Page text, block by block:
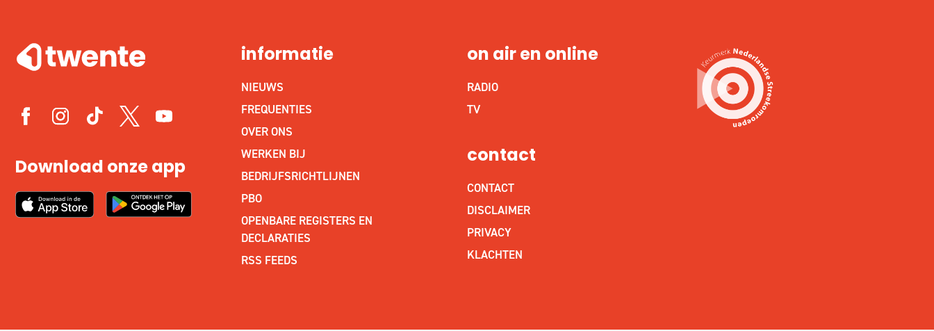
Download onze app
informatie
NIEUWS
FREQUENTIES
OVER ONS
WERKEN BIJ
BEDRIJFSRICHTLIJNEN
PBO
OPENBARE REGISTERS EN
DECLARATIES
RSS FEEDS
on air en online
RADIO
TV
contact
CONTACT
DISCLAIMER
PRIVACY
KLACHTEN